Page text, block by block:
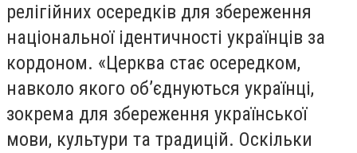
релігійних осередків для збереження
національної ідентичності українців за
кордоном. «Церква стає осередком,
навколо якого об’єднуються українці,
зокрема для збереження української
мови, культури та традицій. Оскільки